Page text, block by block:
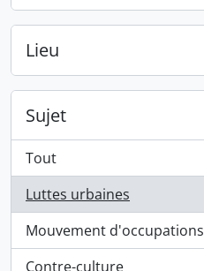
Lieu
Sujet
Tout
Luttes urbaines
, 157 résultats
Mouvement d'occupations
, 40 résultats
Contre-culture